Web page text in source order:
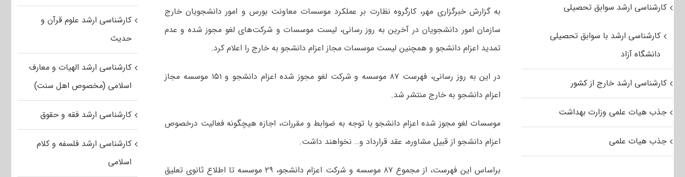
به گزارش خبرگزاری مهر، کارگروه نظارت بر عملکرد موسسات معاونت بورس و امور دانشجویان خارج
سازمان امور دانشجویان در آخرین به روز رسانی، لیست موسسات و شرکت‌های لغو مجوز شده و عدم
تمدید اعزام دانشجو و همچنین لیست موسسات مجاز اعزام دانشجو به خارج را اعلام کرد.
در این به روز رسانی، فهرست ۸۷ موسسه و شرکت لغو مجوز شده اعزام دانشجو و ۱۵۱ موسسه مجاز
اعزام دانشجو به خارج منتشر شد.
موسسات لغو مجوز شده اعزام دانشجو با توجه به ضوابط و مقررات، اجازه هیچگونه فعالیت درخصوص
اعزام دانشجو از قبیل مشاوره، عقد قرارداد و… نخواهند داشت.
براساس این فهرست، از مجموع ۸۷ موسسه و شرکت اعزام دانشجو، ۲۹ موسسه تا اطلاع ثانوی تعلیق
کارشناسی ارشد علوم قرآن و
حدیث
کارشناسی ارشد الهیات و معارف
اسلامی (مخصوص اهل سنت)
کارشناسی ارشد فقه و حقوق
کارشناسی ارشد فلسفه و کلام
اسلامی
کارشناسی ارشد سوابق تحصیلی
کارشناسی ارشد با سوابق تحصیلی
دانشگاه آزاد
کارشناسی ارشد خارج از کشور
جذب هیات علمی وزارت بهداشت
جذب هیات علمی